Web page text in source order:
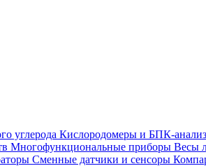
углерода Кислородомеры и БПК-
Многофункциональные приборы Весы
Сменные датчики и сенсоры